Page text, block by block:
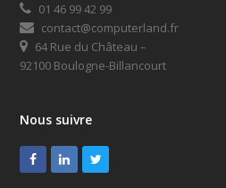
01 46 99 42 99
contact@computerland.fr
64 Rue du Château –
92100 Boulogne-Billancourt
Nous suivre
Facebook
LinkedInTwitter